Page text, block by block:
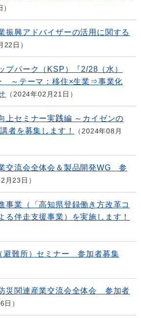
振興アドバイザーの活用に関する
22日
プパーク（KSP）『2/28（水）
～テーマ：移住×生業⇒事業化
2024年02月21日
上セミナー実践編 ～カイゼンの
者を募集します！
2024年08月
交流会全体会＆製品開発WG 参
月23日
事業（「高知県登録働き方改革コ
る伴走支援事業）を実施します！
避難所）セミナー 参加者募集
災関連産業交流会全体会 参加者
日